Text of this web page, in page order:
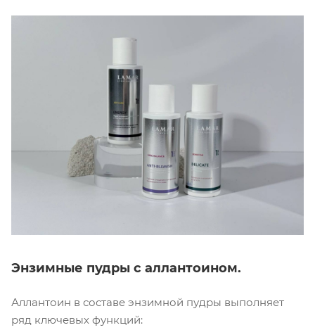
Энзимные пудры с аллантоином.
Аллантоин в составе энзимной пудры выполняет
ряд ключевых функций: